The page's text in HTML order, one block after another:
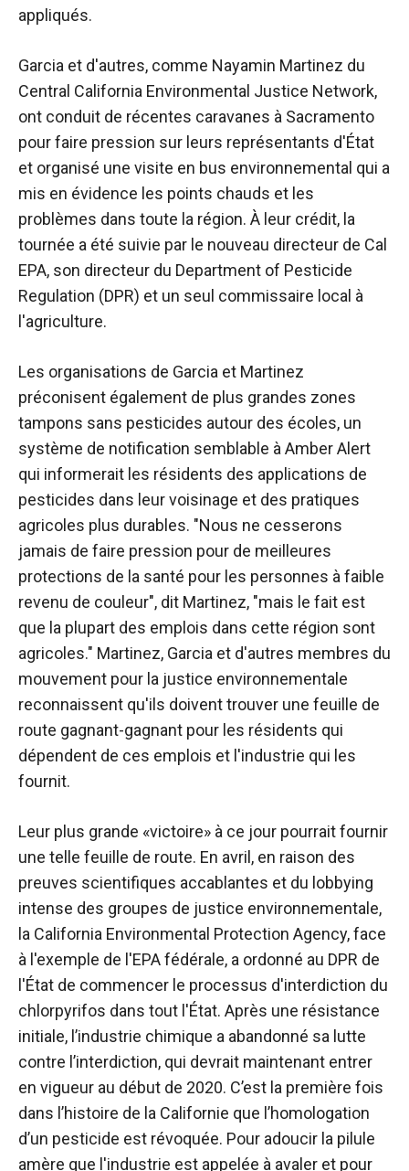
appliqués.
Garcia et d'autres, comme Nayamin Martinez du
Central California Environmental Justice Network,
ont conduit de récentes caravanes à Sacramento
pour faire pression sur leurs représentants d'État
et organisé une visite en bus environnemental qui a
mis en évidence les points chauds et les
problèmes dans toute la région. À leur crédit, la
tournée a été suivie par le nouveau directeur de Cal
EPA, son directeur du Department of Pesticide
Regulation (DPR) et un seul commissaire local à
l'agriculture.
Les organisations de Garcia et Martinez
préconisent également de plus grandes zones
tampons sans pesticides autour des écoles, un
système de notification semblable à Amber Alert
qui informerait les résidents des applications de
pesticides dans leur voisinage et des pratiques
agricoles plus durables. "Nous ne cesserons
jamais de faire pression pour de meilleures
protections de la santé pour les personnes à faible
revenu de couleur", dit Martinez, "mais le fait est
que la plupart des emplois dans cette région sont
agricoles." Martinez, Garcia et d'autres membres du
mouvement pour la justice environnementale
reconnaissent qu'ils doivent trouver une feuille de
route gagnant-gagnant pour les résidents qui
dépendent de ces emplois et l'industrie qui les
fournit.
Leur plus grande «victoire» à ce jour pourrait fournir
une telle feuille de route. En avril, en raison des
preuves scientifiques accablantes et du lobbying
intense des groupes de justice environnementale,
la California Environmental Protection Agency, face
à l'exemple de l'EPA fédérale, a ordonné au DPR de
l'État de commencer le processus d'interdiction du
chlorpyrifos dans tout l'État. Après une résistance
initiale, l’industrie chimique a abandonné sa lutte
contre l’interdiction, qui devrait maintenant entrer
en vigueur au début de 2020. C’est la première fois
dans l’histoire de la Californie que l’homologation
d’un pesticide est révoquée. Pour adoucir la pilule
amère que l'industrie est appelée à avaler et pour